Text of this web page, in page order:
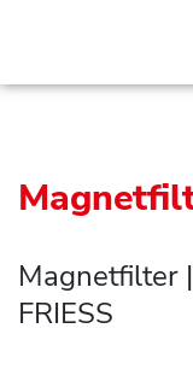
Magnetfilter
FRIESS